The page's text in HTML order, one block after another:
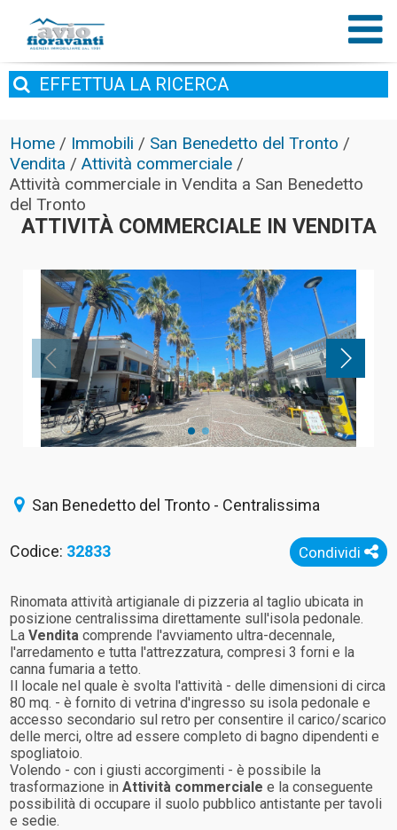
EFFETTUA LA RICERCA
Home / Immobili / San Benedetto del Tronto /
Vendita /Attività commerciale /
Attività commerciale in Vendita a San Benedetto
del Tronto
ATTIVITÀ COMMERCIALE IN VENDITA
San Benedetto del Tronto - Centralissima
Condividi
Codice: 32833
Rinomata attività artigianale di pizzeria al taglio ubicata in
posizione centralissima direttamente sull'isola pedonale.
LaVendita comprende l'avviamento ultra-decennale,
l'arredamento e tutta l'attrezzatura, compresi 3 forni e la
canna fumaria a tetto.
Il locale nel quale è svolta l'attività - delle dimensioni di circa
80 mq. - è fornito di vetrina d'ingresso su isola pedonale e
accesso secondario sul retro per consentire il carico/scarico
delle merci, oltre ad essere completo di bagno dipendenti e
spogliatoio.
Volendo - con i giusti accorgimenti - è possibile la
trasformazione inAttività commerciale e la conseguente
possibilità di occupare il suolo pubblico antistante per tavoli
e sedie.